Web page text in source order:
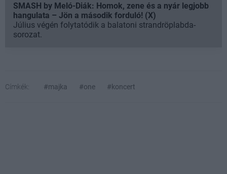
SMASH by Meló-Diák: Homok, zene és a nyár legjobb
hangulata – Jön a második forduló! (X)
Július végén folytatódik a balatoni strandröplabda-
sorozat.
Címkék: #majka #one #koncert